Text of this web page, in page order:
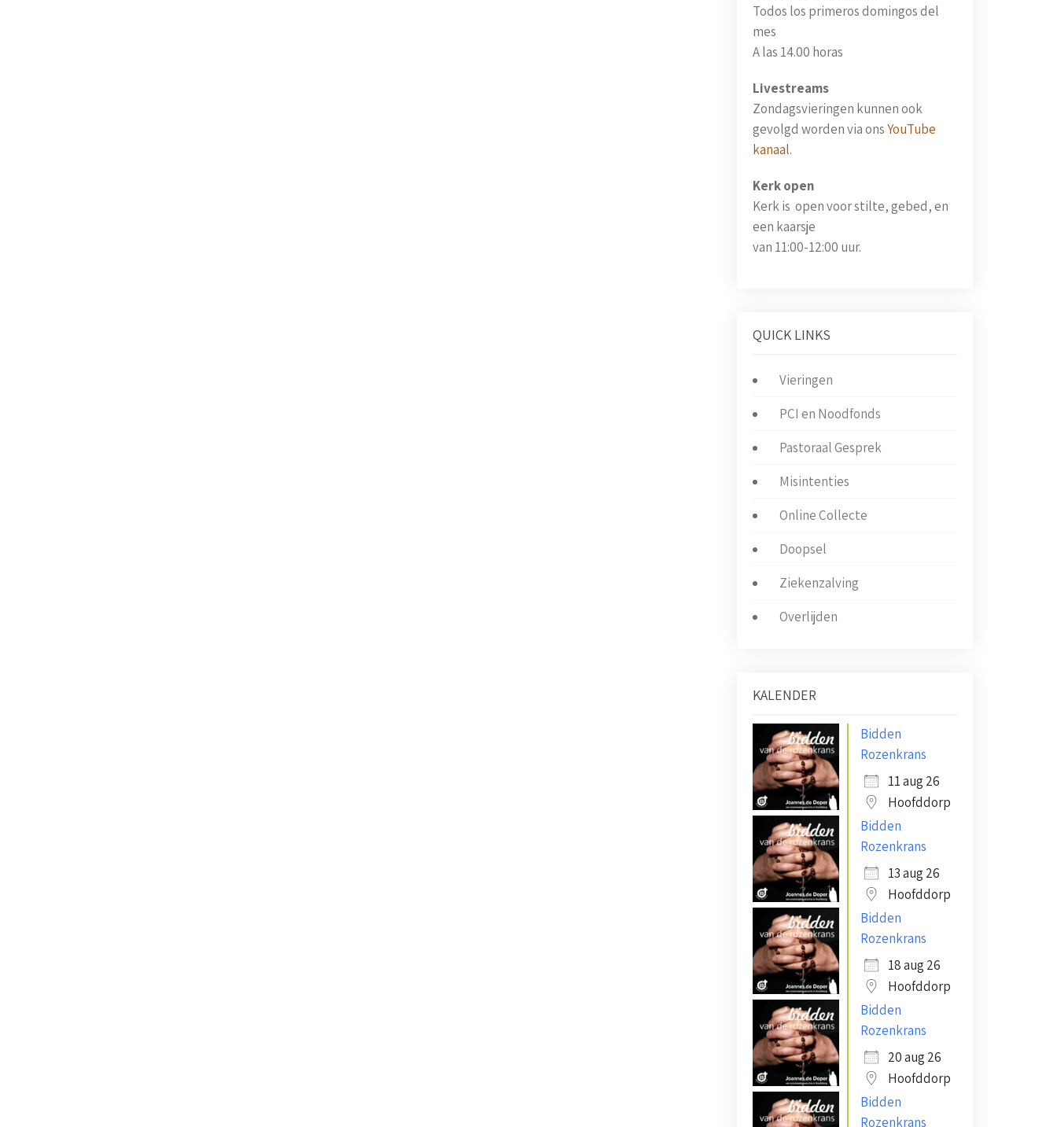
Todos los primeros domingos del
mes
A las 14.00 horas
Livestreams
Zondagsvieringen kunnen ook
gevolgd worden via onsYouTube
kanaal.
Kerk open
Kerk is open voor stilte, gebed, en
een kaarsje
van 11:00-12:00 uur.
QUICK LINKS
Vieringen
PCI en Noodfonds
Pastoraal Gesprek
Misintenties
Online Collecte
Doopsel
Ziekenzalving
Overlijden
KALENDER
Bidden
Rozenkrans
11 aug 26
Hoofddorp
Bidden
Rozenkrans
13 aug 26
Hoofddorp
Bidden
Rozenkrans
18 aug 26
Hoofddorp
Bidden
Rozenkrans
20 aug 26
Hoofddorp
Bidden
Rozenkrans